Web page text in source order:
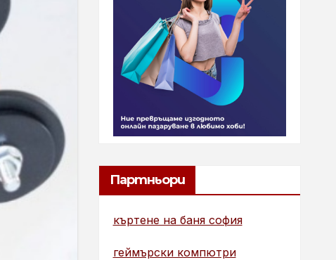
Партньори
къртене на баня софия
геймърски компютри